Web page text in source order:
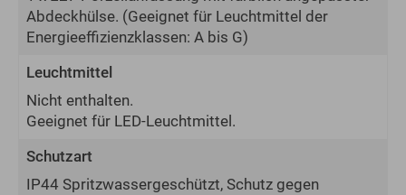
Abdeckhülse. (Geeignet für Leuchtmittel der
Energie­effizienz­klassen: A bis G)
Leuchtmittel
Nicht enthalten.
Geeignet für LED-Leuchtmittel.
Schutzart
IP44 Spritzwassergeschützt, Schutz gegen